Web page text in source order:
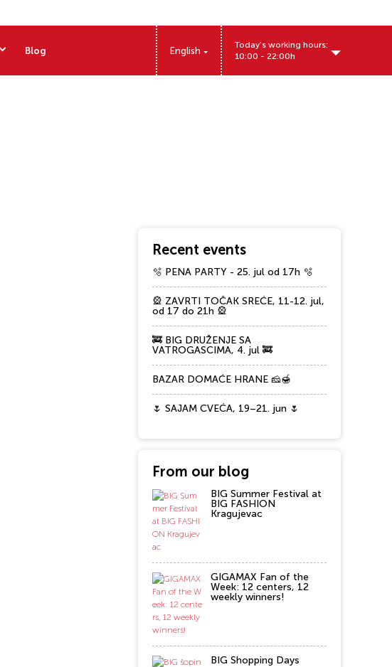
Blog English
Today's working hours:
10:00 - 22:00h
Recent events
🫧 PENA PARTY - 25. jul od 17h 🫧
🎡 ZAVRTI TOČAK SREĆE, 11-12. jul,
od 17 do 21h 🎡
🚒 BIG DRUŽENJE SA
VATROGASCIMA, 4. jul 🚒
BAZAR DOMAĆE HRANE 🧀🍯
🌷 SAJAM CVEĆA, 19–21. jun 🌷
From our blog
BIG Summer Festival at
BIG FASHION
Kragujevac
GIGAMAX Fan of the
Week: 12 centers, 12
weekly winners!
BIG Shopping Days